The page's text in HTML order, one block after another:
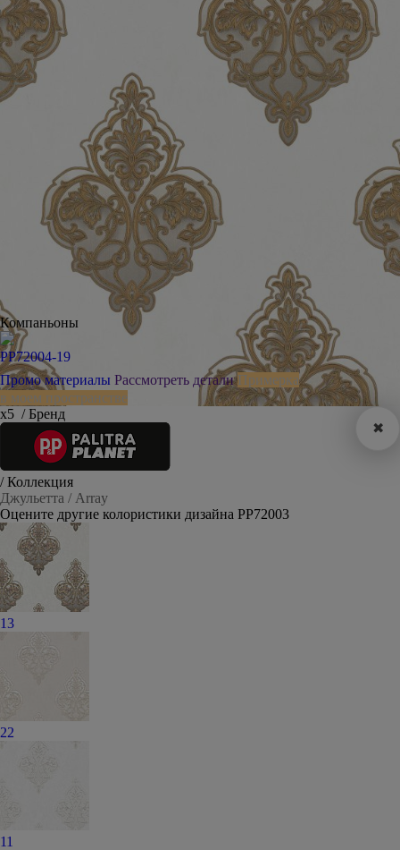
Компаньоны
PP72004-19
Промо материалы Рассмотреть детали Примерка
в моем пространстве
х5
✖
/ Бренд
/ Коллекция
Джульетта / Array
Оцените другие колористики дизайна PP72003
13
22
11